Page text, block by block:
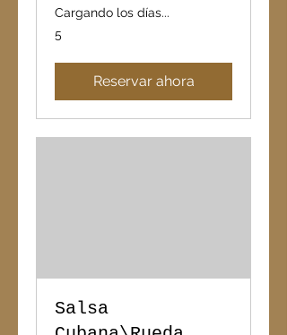
Cargando los días...
5
Reservar ahora
Salsa